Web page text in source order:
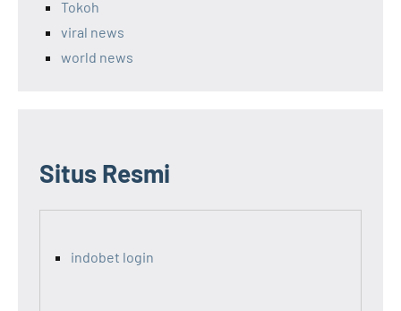
Tokoh
viral news
world news
Situs Resmi
indobet login